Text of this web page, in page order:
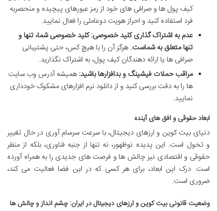
کیف پول ها و صرافی های خود از رمز عبورهای پیچیده و منحصربه
فرد استفاده کنید و احراز هویت دوعاملی را فعال نمایید.
عدم به اشتراک گذاری کلید خصوصی: کلید خصوصی شما، تنها و
تنها متعلق به شماست. هرگز آن را با هیچ کس، حتی پشتیبانی
صرافی ها یا ارائه دهندگان کیف پول، به اشتراک نگذارید.
مراقب حملات فیشینگ و بدافزارها باشید: همیشه آدرس وب سایت
ها را به دقت بررسی کنید و از دانلود نرم افزارهای مشکوک خودداری
نمایید.
ابعاد حقوقی و افق های آینده
دنیای بیت کوین و ارزهای دیجیتال، با سرعت سرسام آوری در حال تغییر
و تحول است. این پدیده نوظهور، نه تنها از جنبه فناوری، بلکه از منظر
حقوقی و اقتصادی نیز چالش ها و فرصت های جدیدی را به همراه آورده
است. درک این ابعاد، برای هر کسی که در این فضا فعالیت می کند،
ضروری است.
وضعیت قانونی بیت کوین و ارزهای دیجیتال در ایران: چشم انداز و چالش ها